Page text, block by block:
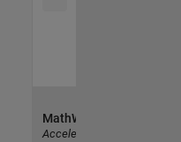
MathWorks
Accelerating